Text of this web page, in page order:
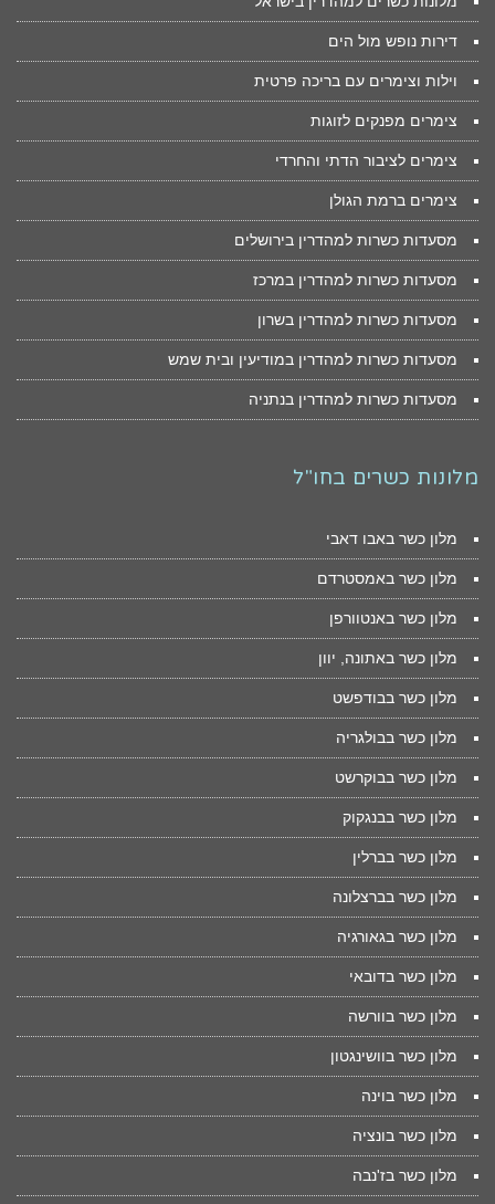
דירות נופש מול הים
וילות וצימרים עם בריכה פרטית
צימרים מפנקים לזוגות
צימרים לציבור הדתי והחרדי
צימרים ברמת הגולן
מסעדות כשרות למהדרין בירושלים
מסעדות כשרות למהדרין במרכז
מסעדות כשרות למהדרין בשרון
מסעדות כשרות למהדרין במודיעין ובית שמש
מסעדות כשרות למהדרין בנתניה
מלונות כשרים בחו"ל
מלון כשר באבו דאבי
מלון כשר באמסטרדם
מלון כשר באנטוורפן
מלון כשר באתונה, יוון
מלון כשר בבודפשט
מלון כשר בבולגריה
מלון כשר בבוקרשט
מלון כשר בבנגקוק
מלון כשר בברלין
מלון כשר בברצלונה
מלון כשר בגאורגיה
מלון כשר בדובאי
מלון כשר בוורשה
מלון כשר בוושינגטון
מלון כשר בוינה
מלון כשר בונציה
מלון כשר בז'נבה